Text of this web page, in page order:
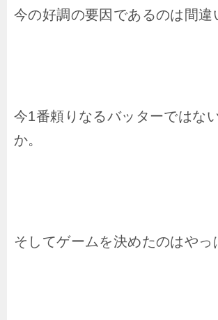
今の好調の要因であるのは間違
今1番頼りなるバッターではな
か。
そしてゲームを決めたのはやっ